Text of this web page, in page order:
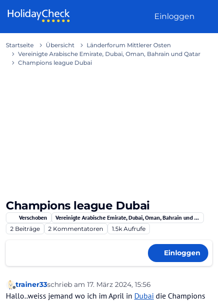
Einloggen
Startseite Übersicht
Länderforum Mittlerer Osten
Vereinigte Arabische Emirate, Dubai, Oman, Bahrain und Qatar
Champions league Dubai
Champions league Dubai
Verschoben
Vereinigte Arabische Emirate, Dubai, Oman, Bahrain und Qatar
2 Beiträge 2 Kommentatoren 1.5k Aufrufe
Einloggen
Offline
trainer33schrieb am 17. März 2024, 15:56
zuletzt editiert von
Hallo..weiss jemand wo ich im April in Dubai die Champions